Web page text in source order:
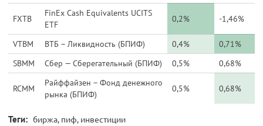
FXTB
FinEx Cash Equivalents UCITS
ETF
0,2% -1,46%
VTBM ВТБ – Ликвидность (БПИФ) 0,4%
0,71%
SBMM
Сбер — Сберегательный (БПИФ) 0,5% 0,68%
RCMM
Райффайзен – Фонд денежного
рынка (БПИФ)
0,5% 0,68%
Теги: биржа, пиф, инвестиции